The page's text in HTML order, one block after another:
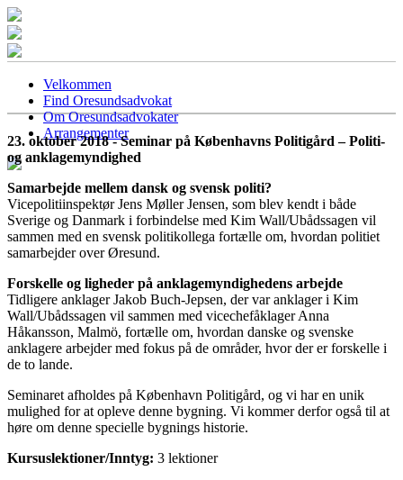
Velkommen
Find Oresundsadvokat
Om Oresundsadvokater
Arrangementer
23. oktober 2018 - Seminar på Københavns Politigård – Politi-
og anklagemyndighed
Samarbejde mellem dansk og svensk politi?
Vicepolitiinspektør Jens Møller Jensen, som blev kendt i både
Sverige og Danmark i forbindelse med Kim Wall/Ubådssagen vil
sammen med en svensk politikollega fortælle om, hvordan politiet
samarbejder over Øresund.
Forskelle og ligheder på anklagemyndighedens arbejde
Tidligere anklager Jakob Buch-Jepsen, der var anklager i Kim
Wall/Ubådssagen vil sammen med vicechefåklager Anna
Håkansson, Malmö, fortælle om, hvordan danske og svenske
anklagere arbejder med fokus på de områder, hvor der er forskelle i
de to lande.
Seminaret afholdes på København Politigård, og vi har en unik
mulighed for at opleve denne bygning. Vi kommer derfor også til at
høre om denne specielle bygnings historie.
Kursuslektioner/Inntyg: 3 lektioner